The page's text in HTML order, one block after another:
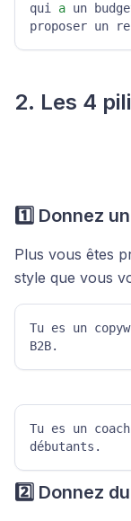
qui a un
proposer un
2. Les 4
1️⃣ Donnez
Plus vous êtes
style que vous
Tu es un
B2B.
Tu es un
débutants.
2️⃣ Donnez